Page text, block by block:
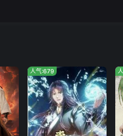
人气:679